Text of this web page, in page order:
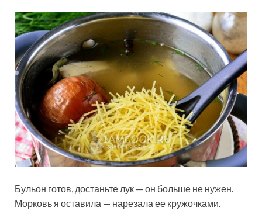
Бульон готов, достаньте лук — он больше не нужен.
Морковь я оставила — нарезала ее кружочками.